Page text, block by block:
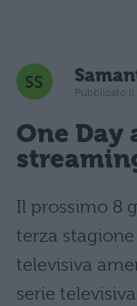
Pubblicato
One Day
Il prossimo 8
terza
televisiva
serie